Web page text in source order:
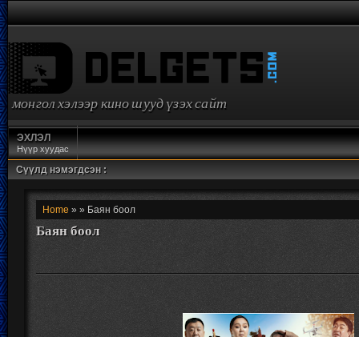
монгол хэлээр кино шууд үзэх сайт
ЭХЛЭЛ
Нүүр хуудас
Сүүлд нэмэгдсэн :
Home » » Баян боол
Баян боол